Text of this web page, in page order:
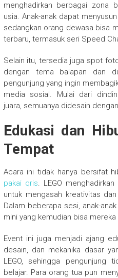
menghadirkan berbagai zona
usia. Anak-anak dapat
sedangkan orang dewasa bisa
terbaru, termasuk seri Speed
Selain itu, tersedia juga spot
dengan tema balapan dan
pengunjung yang ingin
media sosial. Mulai dari
juara, semuanya didesain
Edukasi dan
Tempat
Acara ini tidak hanya bersifat
pakai qris. LEGO
untuk mengasah kreativitas
Dalam beberapa sesi, anak-
mini yang kemudian bisa
Event ini juga menjadi ajang
desain, dan mekanika dasar
LEGO, sehingga pengunjung
belajar. Para orang tua pun